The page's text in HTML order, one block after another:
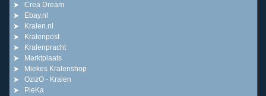
Crea Dream
Ebay.nl
Kralen.nl
Kralenpost
Kralenpracht
Marktplaats
Miekes Kralenshop
OzizO - Kralen
PieKa